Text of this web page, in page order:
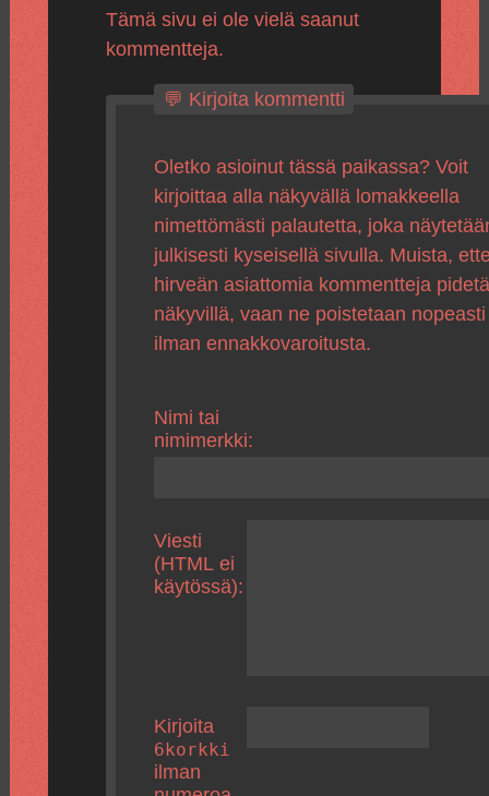
Tämä sivu ei ole vielä saanut
kommentteja.
💬 Kirjoita kommentti
Oletko asioinut tässä paikassa? Voit
kirjoittaa alla näkyvällä lomakkeella
nimettömästi palautetta, joka
julkisesti kyseisellä sivulla. Muista,
hirveän asiattomia kommentteja pidetä
näkyvillä, vaan ne poistetaan
ilman ennakkovaroitusta.
Nimi tai
nimimerkki:
Viesti
(HTML ei
käytössä):
Kirjoita
6korkki
ilman